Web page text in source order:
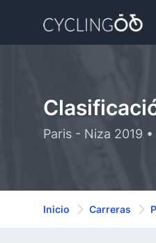
Paris - Niza 2019
Inicio Carreras